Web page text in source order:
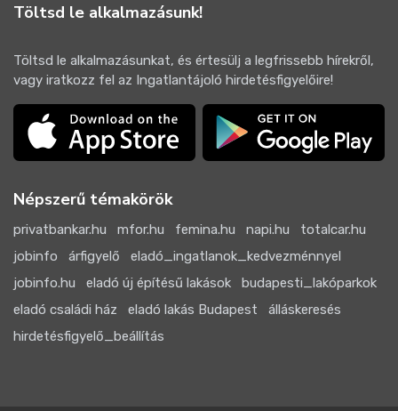
Töltsd le alkalmazásunk!
Töltsd le alkalmazásunkat, és értesülj a legfrissebb hírekről,
vagy iratkozz fel az Ingatlantájoló hirdetésfigyelőire!
Népszerű témakörök
privatbankar.hu mfor.hu femina.hu napi.hu
totalcar.hu
jobinfo
árfigyelő
eladó_ingatlanok_kedvezménnyel
jobinfo.hu
eladó új építésű lakások
budapesti_lakóparkok
eladó családi ház
eladó lakás Budapest
álláskeresés
hirdetésfigyelő_beállítás